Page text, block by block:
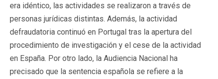
era idéntico, las actividades se realizaron a través de
personas jurídicas distintas. Además, la actividad
defraudatoria continuó en Portugal tras la apertura del
procedimiento de investigación y el cese de la actividad
en España. Por otro lado, la Audiencia Nacional ha
precisado que la sentencia española se refiere a la